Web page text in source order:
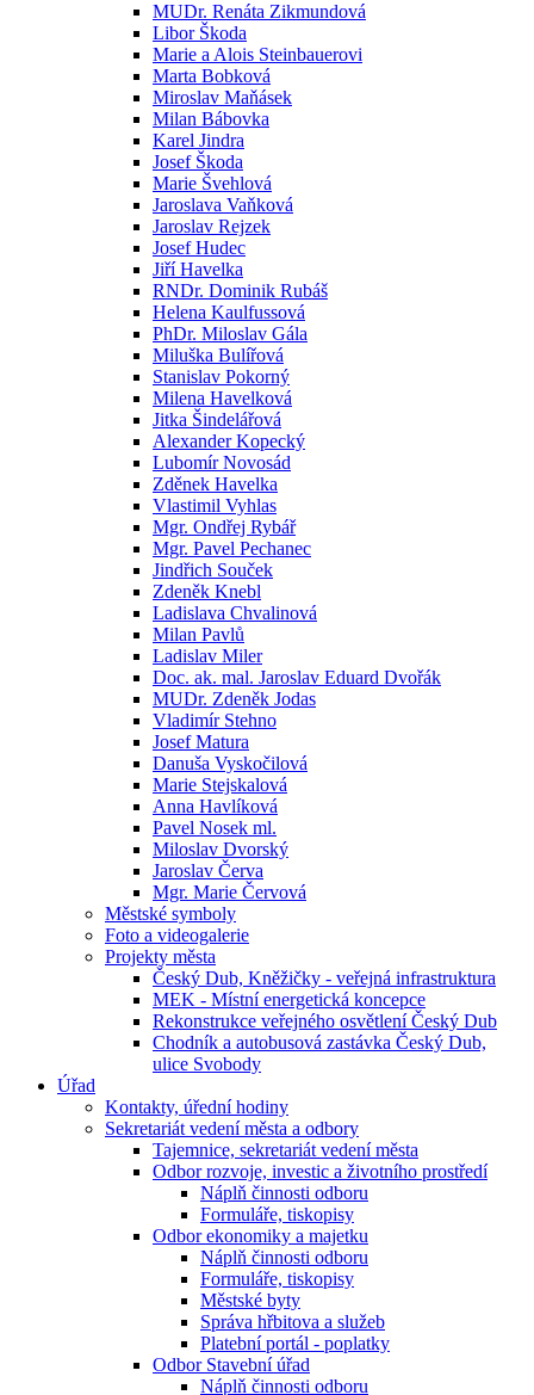
MUDr. Renáta Zikmundová
Libor Škoda
Marie a Alois Steinbauerovi
Marta Bobková
Miroslav Maňásek
Milan Bábovka
Karel Jindra
Josef Škoda
Marie Švehlová
Jaroslava Vaňková
Jaroslav Rejzek
Josef Hudec
Jiří Havelka
RNDr. Dominik Rubáš
Helena Kaulfussová
PhDr. Miloslav Gála
Miluška Bulířová
Stanislav Pokorný
Milena Havelková
Jitka Šindelářová
Alexander Kopecký
Lubomír Novosád
Zděnek Havelka
Vlastimil Vyhlas
Mgr. Ondřej Rybář
Mgr. Pavel Pechanec
Jindřich Souček
Zdeněk Knebl
Ladislava Chvalinová
Milan Pavlů
Ladislav Miler
Doc. ak. mal. Jaroslav Eduard Dvořák
MUDr. Zdeněk Jodas
Vladimír Stehno
Josef Matura
Danuša Vyskočilová
Marie Stejskalová
Anna Havlíková
Pavel Nosek ml.
Miloslav Dvorský
Jaroslav Červa
Mgr. Marie Červová
Městské symboly
Foto a videogalerie
Projekty města
Český Dub, Kněžičky - veřejná infrastruktura
MEK - Místní energetická koncepce
Rekonstrukce veřejného osvětlení Český Dub
Chodník a autobusová zastávka Český Dub,
ulice Svobody
Úřad
Kontakty, úřední hodiny
Sekretariát vedení města a odbory
Tajemnice, sekretariát vedení města
Odbor rozvoje, investic a životního prostředí
Náplň činnosti odboru
Formuláře, tiskopisy
Odbor ekonomiky a majetku
Náplň činnosti odboru
Formuláře, tiskopisy
Městské byty
Správa hřbitova a služeb
Platební portál - poplatky
Odbor Stavební úřad
Náplň činnosti odboru